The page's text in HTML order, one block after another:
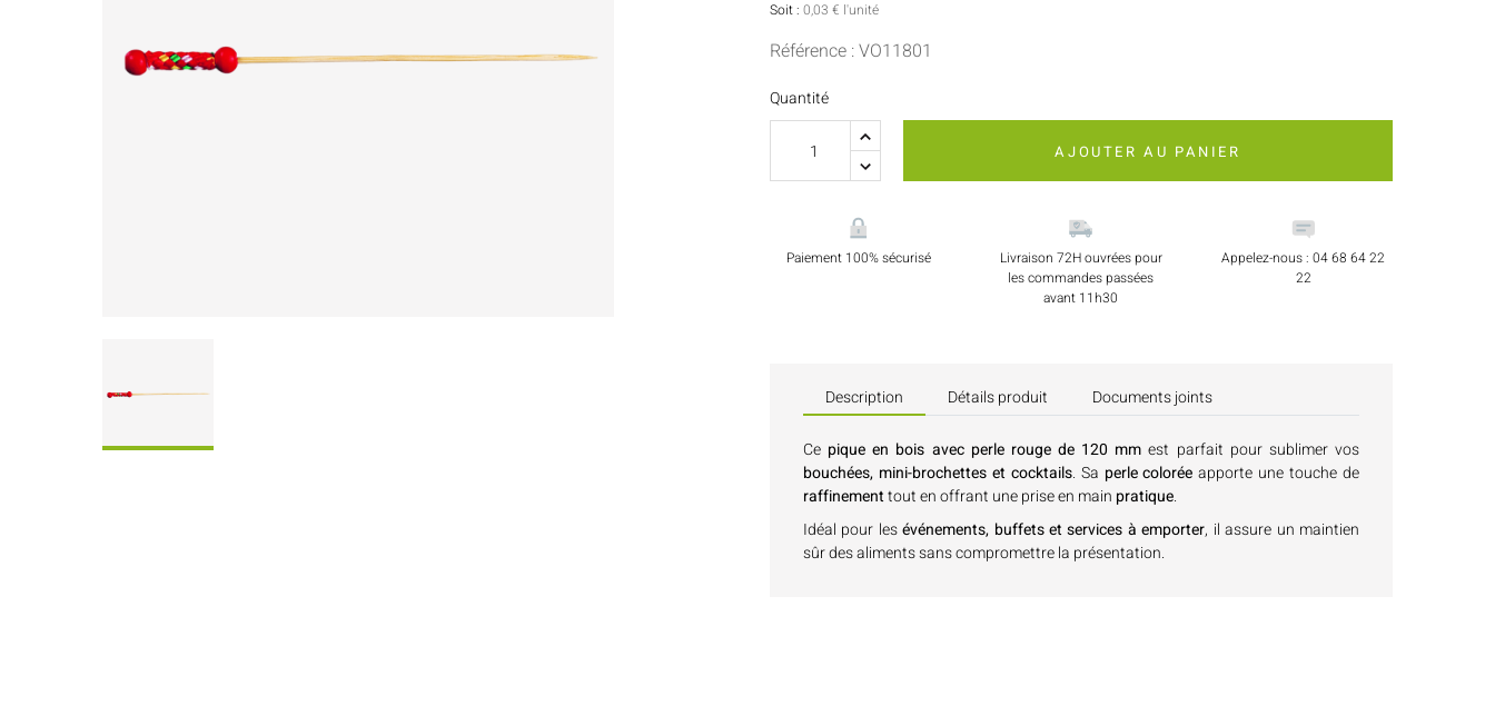
Sauces Et Condiments
Nappes Et Serviettes
Flacons Et Bouteilles
Soit : 0,03 € l'unité
Référence : VO11801
Quantité
AJOUTER AU PANIER
Paiement 100% sécurisé
Livraison 72H ouvrées pour
les commandes passées
avant 11h30
Appelez-nous : 04 68 64 22
22
Description Détails produit Documents joints
Ce pique en bois avec perle rouge de 120 mm est parfait pour sublimer vos
bouchées, mini-brochettes et cocktails. Sa perle colorée apporte une touche de
raffinementtout en offrant une prise en main pratique.
Idéal pour lesévénements, buffets et services à emporter, il assure un maintien
sûr des aliments sans compromettre la présentation.